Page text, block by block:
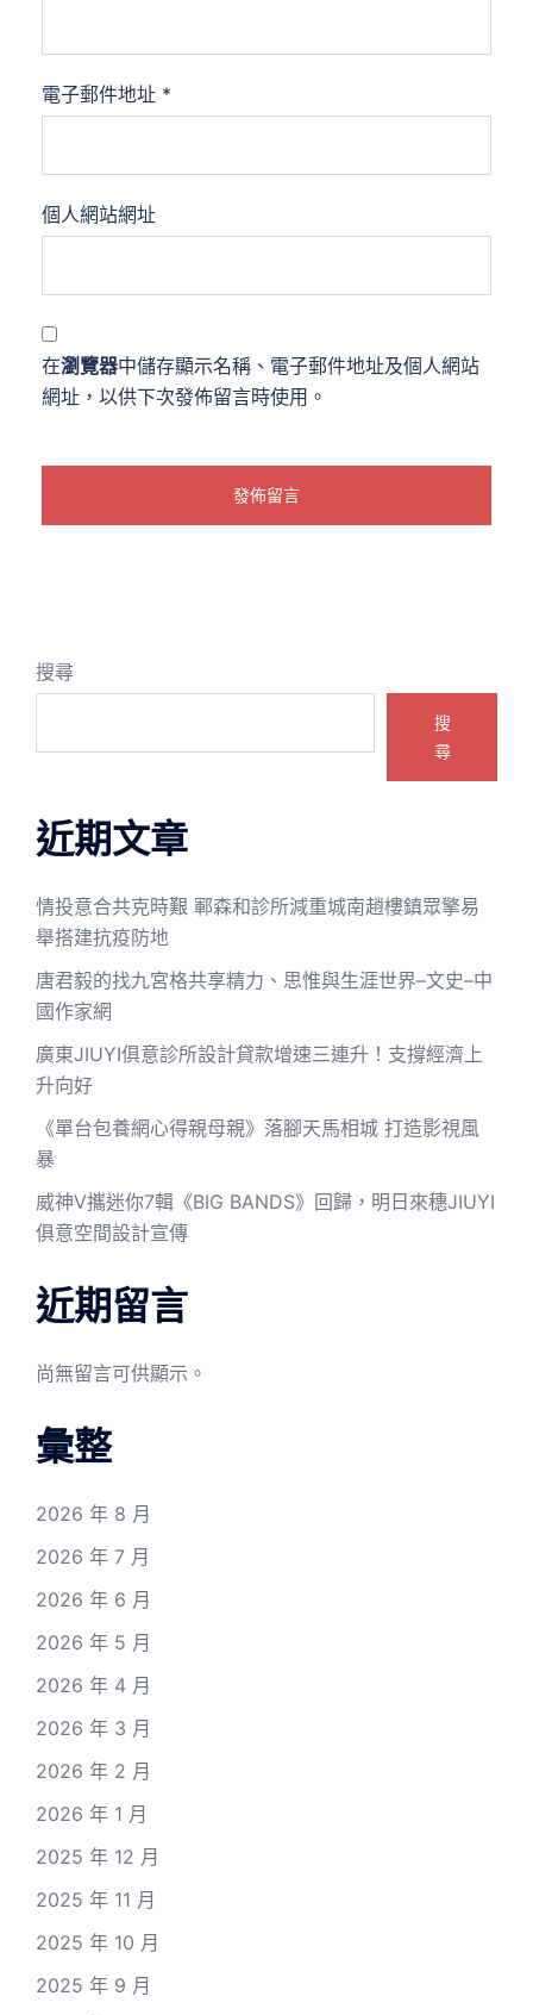
電子郵件地址 *
個人網站網址
在瀏覽器中儲存顯示名稱、電子郵件地址及個人網站
網址，以供下次發佈留言時使用。
搜尋
搜
尋
近期文章
情投意合共克時艱 鄆森和診所減重城南趙樓鎮眾擎易
舉搭建抗疫防地
唐君毅的找九宮格共享精力、思惟與生涯世界–文史–中
國作家網
廣東JIUYI俱意診所設計貸款增速三連升！支撐經濟上
升向好
《單台包養網心得親母親》落腳天馬相城 打造影視風
暴
威神V攜迷你7輯《BIG BANDS》回歸，明日來穗JIUYI
俱意空間設計宣傳
近期留言
尚無留言可供顯示。
彙整
2026 年 8 月
2026 年 7 月
2026 年 6 月
2026 年 5 月
2026 年 4 月
2026 年 3 月
2026 年 2 月
2026 年 1 月
2025 年 12 月
2025 年 11 月
2025 年 10 月
2025 年 9 月